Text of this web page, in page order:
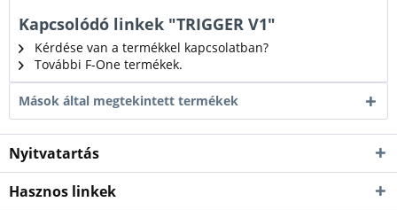
Kapcsolódó linkek "TRIGGER V1"
Kérdése van a termékkel kapcsolatban?
További F-One termékek.
Mások által megtekintett termékek
Nyitvatartás
Hasznos linkek